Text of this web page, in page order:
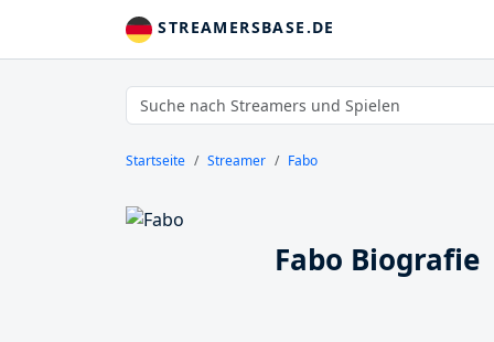
STREAMERSBASE.DE
Startseite Streamer Fabo
Fabo Biografie